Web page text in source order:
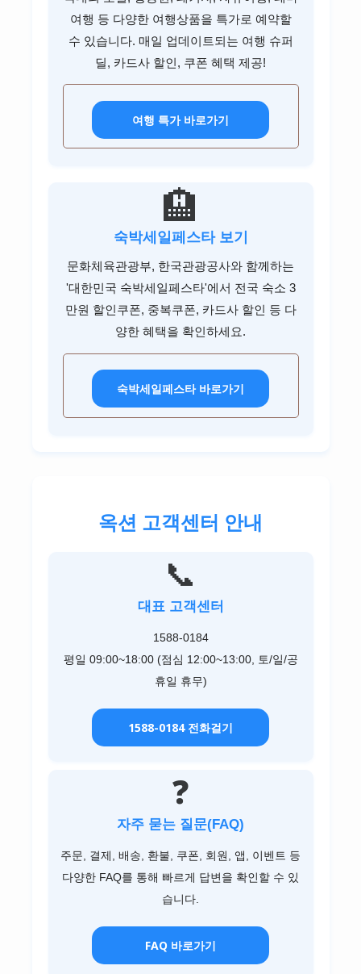
여행 등 다양한 여행상품을 특가로 예약할
수 있습니다. 매일 업데이트되는 여행 슈퍼
딜, 카드사 할인, 쿠폰 혜택 제공!
여행 특가 바로가기
🏨
숙박세일페스타 보기
문화체육관광부, 한국관광공사와 함께하는
'대한민국 숙박세일페스타'에서 전국 숙소 3
만원 할인쿠폰, 중복쿠폰, 카드사 할인 등 다
양한 혜택을 확인하세요.
숙박세일페스타 바로가기
옥션 고객센터 안내
📞
대표 고객센터
1588-0184
평일 09:00~18:00 (점심 12:00~13:00, 토/일/공
휴일 휴무)
1588-0184 전화걸기
❓
자주 묻는 질문(FAQ)
주문, 결제, 배송, 환불, 쿠폰, 회원, 앱, 이벤트 등
다양한 FAQ를 통해 빠르게 답변을 확인할 수 있
습니다.
FAQ 바로가기